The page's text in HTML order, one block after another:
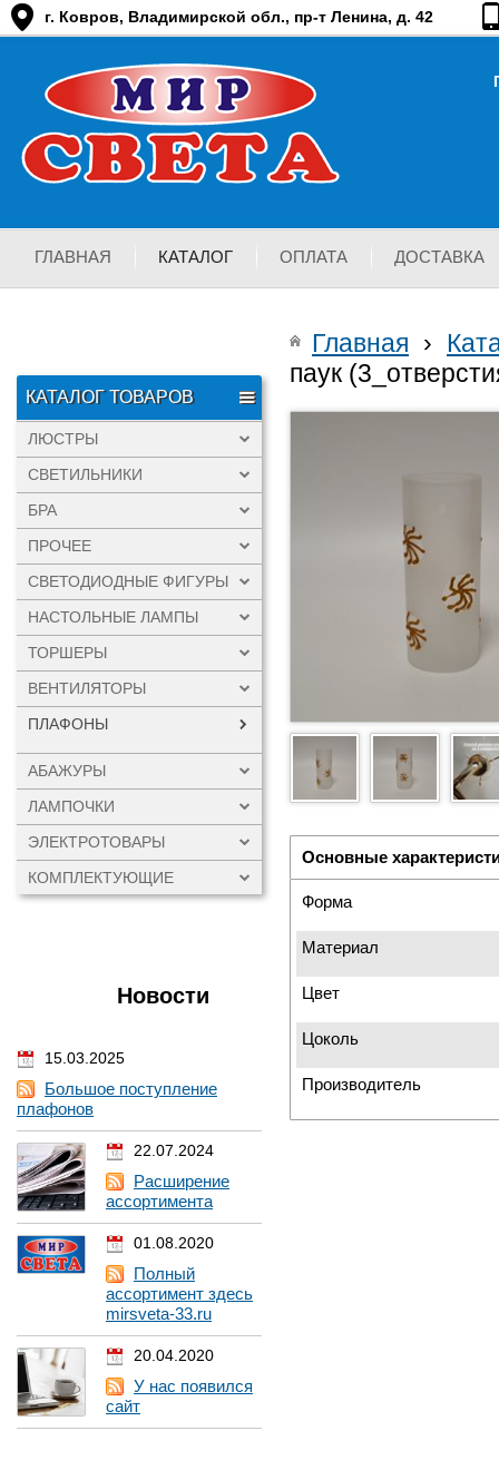
г. Ковров, Владимирской обл., пр-т Ленина, д. 42
ГЛАВНАЯ КАТАЛОГ ОПЛАТА ДОСТАВКА
КАТАЛОГ ТОВАРОВ
ЛЮСТРЫ
СВЕТИЛЬНИКИ
БРА
ПРОЧЕЕ
СВЕТОДИОДНЫЕ ФИГУРЫ
НАСТОЛЬНЫЕ ЛАМПЫ
ТОРШЕРЫ
ВЕНТИЛЯТОРЫ
ПЛАФОНЫ
АБАЖУРЫ
ЛАМПОЧКИ
ЭЛЕКТРОТОВАРЫ
КОМПЛЕКТУЮЩИЕ
Новости
15.03.2025
Большое поступление
плафонов
22.07.2024
Расширение
ассортимента
01.08.2020
Полный
ассортимент здесь
mirsveta-33.ru
20.04.2020
У нас появился
сайт
Главная ›
паук
Основные
Форма
Материал
Цвет
Цоколь
Производитель